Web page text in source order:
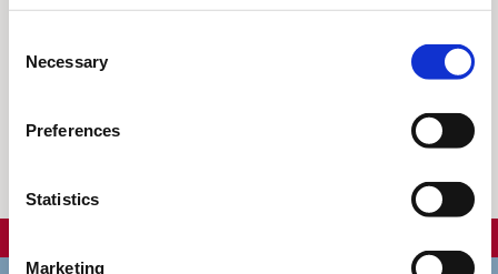
Necessary
Preferences
Statistics
Marketing
Valid Until
GRATUITÉ
Vous pouvez aussi aimer...